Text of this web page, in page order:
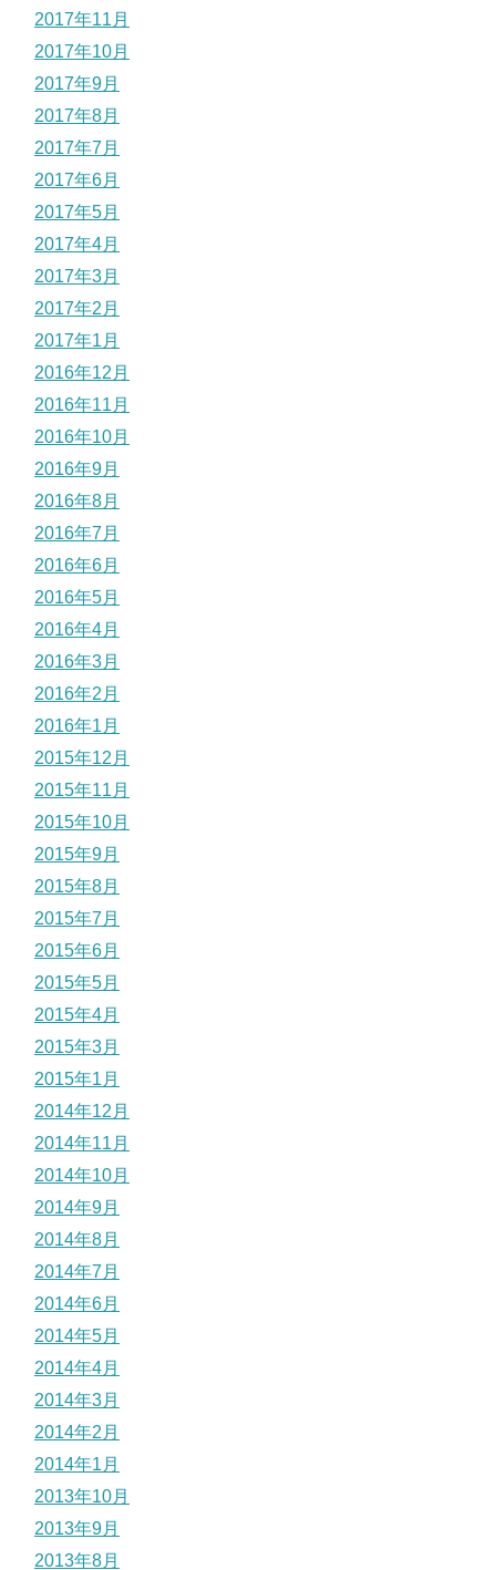
2017年11月
2017年10月
2017年9月
2017年8月
2017年7月
2017年6月
2017年5月
2017年4月
2017年3月
2017年2月
2017年1月
2016年12月
2016年11月
2016年10月
2016年9月
2016年8月
2016年7月
2016年6月
2016年5月
2016年4月
2016年3月
2016年2月
2016年1月
2015年12月
2015年11月
2015年10月
2015年9月
2015年8月
2015年7月
2015年6月
2015年5月
2015年4月
2015年3月
2015年1月
2014年12月
2014年11月
2014年10月
2014年9月
2014年8月
2014年7月
2014年6月
2014年5月
2014年4月
2014年3月
2014年2月
2014年1月
2013年10月
2013年9月
2013年8月